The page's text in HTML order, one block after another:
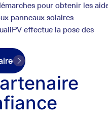
pour obtenir les
panneaux solaires
effectue la pose des